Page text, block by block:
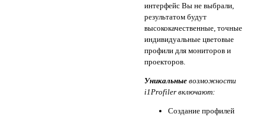
интерфейс Вы не выбрали,
результатом будут
высококачественные, точные
индивидуальные цветовые
профили для мониторов и
проекторов.
Уникальныевозможности
i1Profiler включают:
Создание профилей